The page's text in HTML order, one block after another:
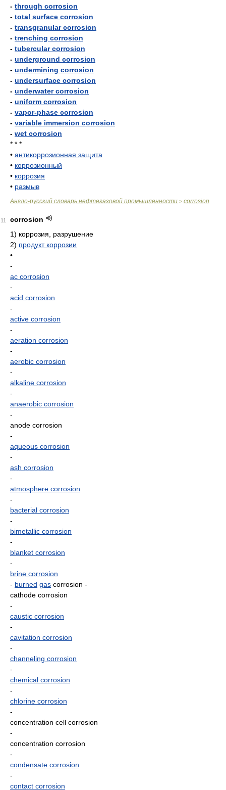
- through corrosion
- total surface corrosion
- transgranular corrosion
- trenching corrosion
- tubercular corrosion
- underground corrosion
- undermining corrosion
- undersurface corrosion
- underwater corrosion
- uniform corrosion
- vapor-phase corrosion
- variable immersion corrosion
- wet corrosion
* * *
• антикоррозионная защита
• коррозионный
• коррозия
• размыв
Англо-русский словарь нефтегазовой промышленности > corrosion
11
corrosion
1) коррозия, разрушение
2) продукт коррозии
•
-
ac corrosion
-
acid corrosion
-
active corrosion
-
aeration corrosion
-
aerobic corrosion
-
alkaline corrosion
-
anaerobic corrosion
-
anode corrosion
-
aqueous corrosion
-
ash corrosion
-
atmosphere corrosion
-
bacterial corrosion
-
bimetallic corrosion
-
blanket corrosion
-
brine corrosion
- burned gas corrosion -
cathode corrosion
-
caustic corrosion
-
cavitation corrosion
-
channeling corrosion
-
chemical corrosion
-
chlorine corrosion
-
concentration cell corrosion
-
concentration corrosion
-
condensate corrosion
-
contact corrosion